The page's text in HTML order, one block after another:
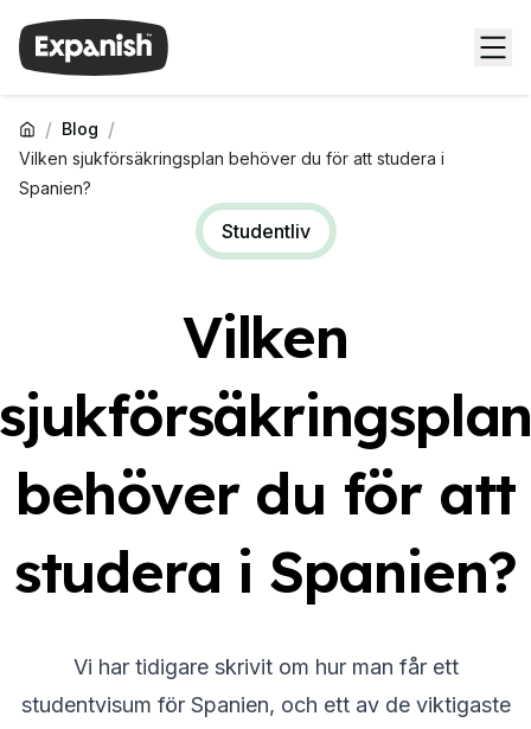
/ Blog /
Vilken sjukförsäkringsplan behöver du för att studera i
Spanien?
Studentliv
Vilken
behöver du för att
studera i Spanien?
Vi har tidigare skrivit om hur man får ett
studentvisum för Spanien, och ett av de viktigaste